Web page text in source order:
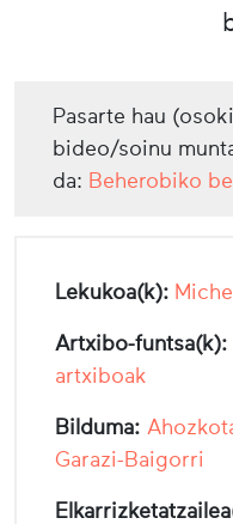
Pasarte hau
bideo/soinu
da: Beherobiko
Lekukoa(k):
Artxibo-funtsa(k):
artxiboak
Bilduma:
Garazi-Baigorri